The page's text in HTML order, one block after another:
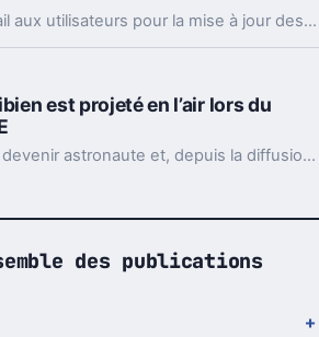
PayPal a envoyé un mail aux utilisateurs pour la mise à jour des CGU. Le partage des données avec Facebook ne fait pas l’unanimité.
est projeté en l’air lors du
Une grenouille a voulu devenir astronaute et, depuis la diffusion de la photo, elle est une star sur Twitter.
des publications